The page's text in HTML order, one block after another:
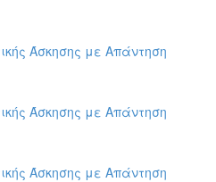
Άσκησης με Απάντηση
Άσκησης με Απάντηση
Άσκησης με Απάντηση